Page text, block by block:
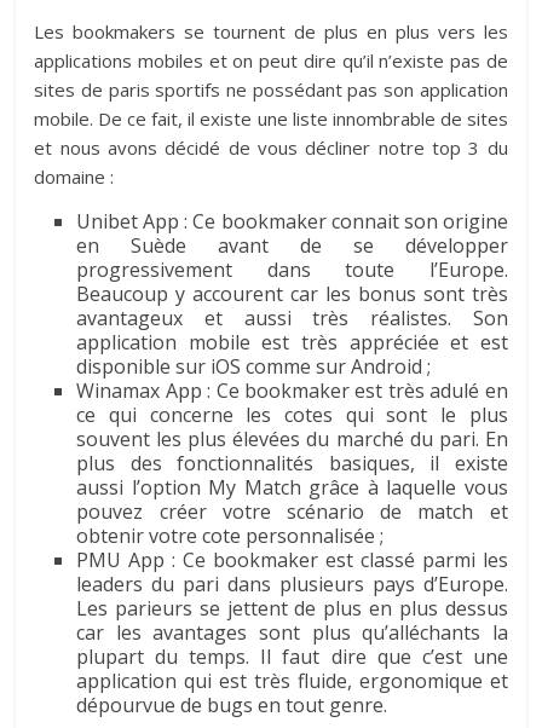
Les bookmakers se tournent de plus en plus vers les
applications mobiles et on peut dire qu’il n’existe pas de
sites de paris sportifs ne possédant pas son application
mobile. De ce fait, il existe une liste innombrable de sites
et nous avons décidé de vous décliner notre top 3 du
domaine :
Unibet App : Ce bookmaker connait son origine
en Suède avant de se développer
progressivement dans toute l’Europe.
Beaucoup y accourent car les bonus sont très
avantageux et aussi très réalistes. Son
application mobile est très appréciée et est
disponible sur iOS comme sur Android ;
Winamax App : Ce bookmaker est très adulé en
ce qui concerne les cotes qui sont le plus
souvent les plus élevées du marché du pari. En
plus des fonctionnalités basiques, il existe
aussi l’option My Match grâce à laquelle vous
pouvez créer votre scénario de match et
obtenir votre cote personnalisée ;
PMU App : Ce bookmaker est classé parmi les
leaders du pari dans plusieurs pays d’Europe.
Les parieurs se jettent de plus en plus dessus
car les avantages sont plus qu’alléchants la
plupart du temps. Il faut dire que c’est une
application qui est très fluide, ergonomique et
dépourvue de bugs en tout genre.